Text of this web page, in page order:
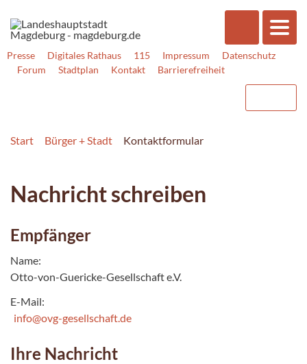
Presse Digitales Rathaus 115 Impressum
Datenschutz
Forum
Stadtplan Kontakt Barrierefreiheit
Start Bürger + Stadt Kontaktformular
Nachricht schreiben
Empfänger
Name:
Otto-von-Guericke-Gesellschaft e.V.
E-Mail:
info@ovg-gesellschaft.de
Ihre Nachricht